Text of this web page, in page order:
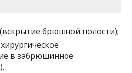
брюшной полости);
в забрюшинное